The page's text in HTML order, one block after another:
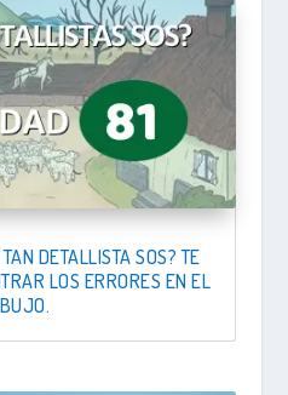
DETALLISTA SOS? TE
LOS ERRORES EN EL